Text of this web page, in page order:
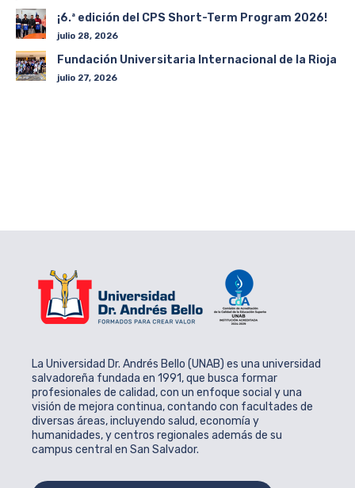
¡6.ª edición del CPS Short-Term Program 2026!
julio 28, 2026
Fundación Universitaria Internacional de la Rioja
julio 27, 2026
La Universidad Dr. Andrés Bello (UNAB) es una universidad
salvadoreña fundada en 1991, que busca formar
profesionales de calidad, con un enfoque social y una
visión de mejora continua, contando con facultades de
diversas áreas, incluyendo salud, economía y
humanidades, y centros regionales además de su
campus central en San Salvador.